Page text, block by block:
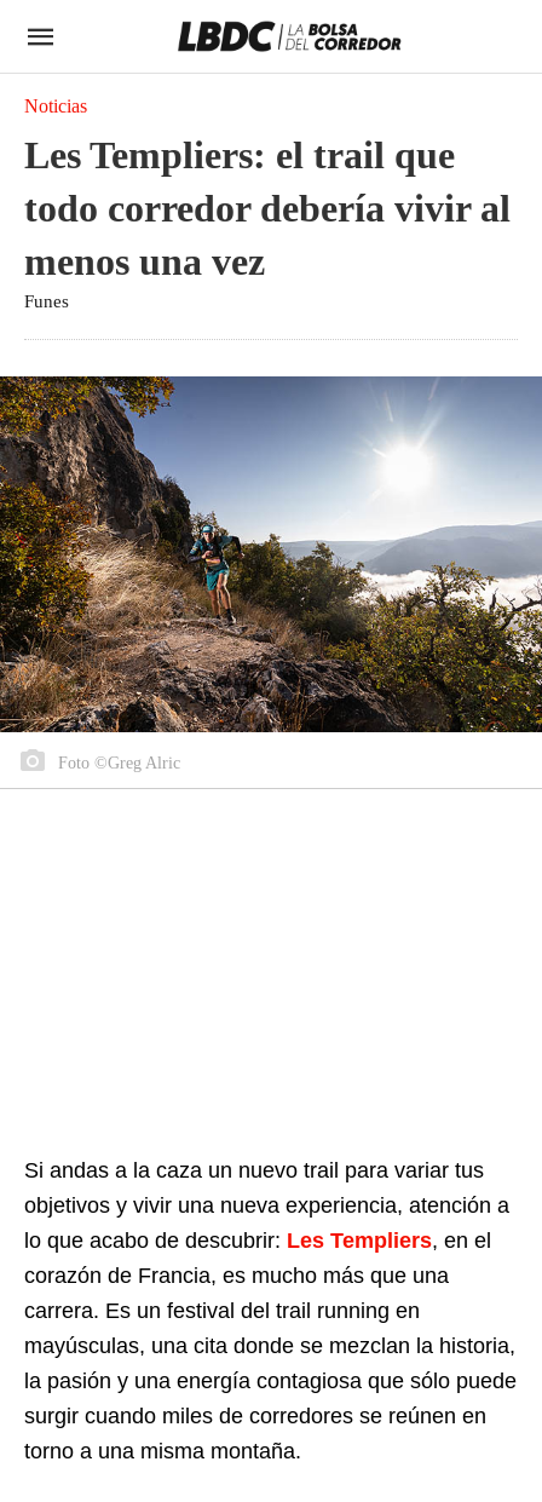
Noticias
Les Templiers: el trail que
todo corredor debería vivir al
menos una vez
Funes
Foto ©Greg Alric
Si andas a la caza un nuevo trail para variar tus
objetivos y vivir una nueva experiencia, atención a
lo que acabo de descubrir: Les Templiers, en el
corazón de Francia, es mucho más que una
carrera. Es un festival del trail running en
mayúsculas, una cita donde se mezclan la historia,
la pasión y una energía contagiosa que sólo puede
surgir cuando miles de corredores se reúnen en
torno a una misma montaña.